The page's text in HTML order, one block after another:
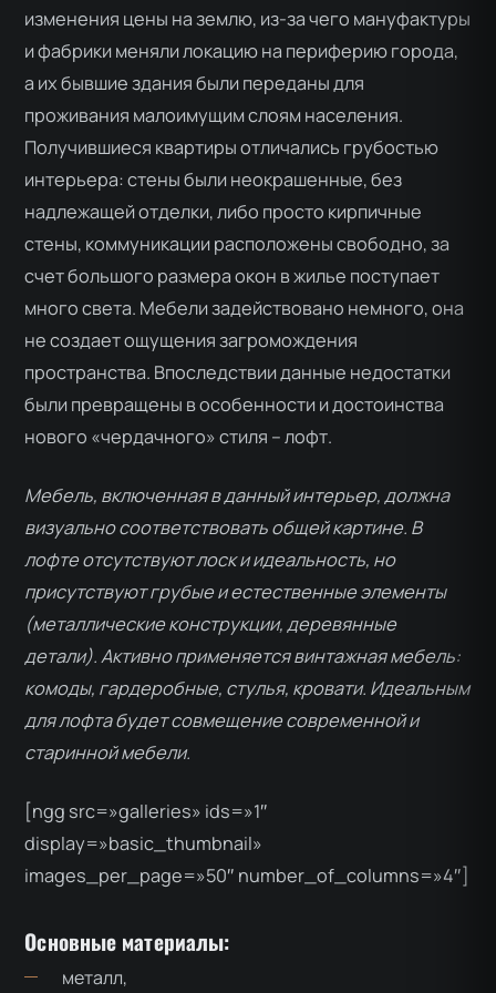
изменения цены на землю, из-за чего мануфактуры
и фабрики меняли локацию на периферию города,
а их бывшие здания были переданы для
проживания малоимущим слоям населения.
Получившиеся квартиры отличались грубостью
интерьера: стены были неокрашенные, без
надлежащей отделки, либо просто кирпичные
стены, коммуникации расположены свободно, за
счет большого размера окон в жилье поступает
много света. Мебели задействовано немного, она
не создает ощущения загромождения
пространства. Впоследствии данные недостатки
были превращены в особенности и достоинства
нового «чердачного» стиля – лофт.
Мебель, включенная в данный интерьер, должна
визуально соответствовать общей картине. В
лофте отсутствуют лоск и идеальность, но
присутствуют грубые и естественные элементы
(металлические конструкции, деревянные
детали). Активно применяется винтажная мебель:
комоды, гардеробные, стулья, кровати. Идеальным
для лофта будет совмещение современной и
старинной мебели.
[ngg src=»galleries» ids=»1″
display=»basic_thumbnail»
images_per_page=»50″ number_of_columns=»4″]
Основные материалы:
металл,